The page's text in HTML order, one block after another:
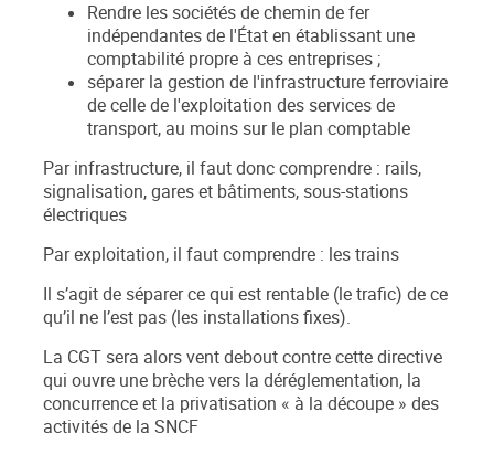
Rendre les sociétés de chemin de fer
indépendantes de l'État en établissant une
comptabilité propre à ces entreprises ;
séparer la gestion de l'infrastructure ferroviaire
de celle de l'exploitation des services de
transport, au moins sur le plan comptable
Par infrastructure, il faut donc comprendre : rails,
signalisation, gares et bâtiments, sous-stations
électriques
Par exploitation, il faut comprendre : les trains
Il s’agit de séparer ce qui est rentable (le trafic) de ce
qu’il ne l’est pas (les installations fixes).
La CGT sera alors vent debout contre cette directive
qui ouvre une brèche vers la déréglementation, la
concurrence et la privatisation « à la découpe » des
activités de la SNCF